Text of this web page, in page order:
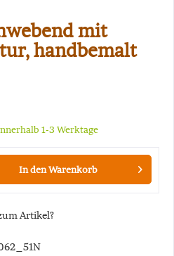
mit
handbemalt
1-3 Werktage
In denWarenkorb
Artikel?